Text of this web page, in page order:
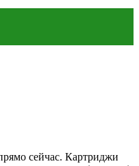
сейчас. Картриджи